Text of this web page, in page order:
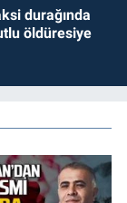
durağında
öldüresiye